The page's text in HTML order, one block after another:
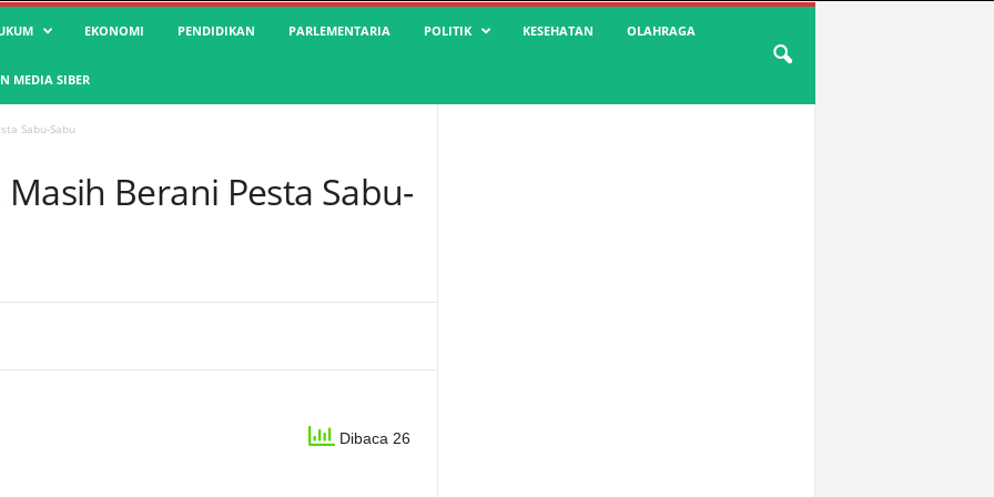
EKONOMI PENDIDIKAN PARLEMENTARIA POLITIK KESEHATAN OLAHRAGA
MEDIA SIBER
Sabu-Sabu
Berani Pesta Sabu-
Dibaca 26